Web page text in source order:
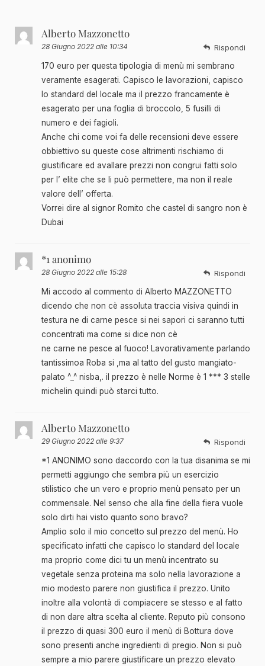
Alberto Mazzonetto
28 Giugno 2022 alle 10:34
170 euro per questa tipologia di menù mi sembrano
veramente esagerati. Capisco le lavorazioni, capisco
lo standard del locale ma il prezzo francamente è
esagerato per una foglia di broccolo, 5 fusilli di
numero e dei fagioli.
Anche chi come voi fa delle recensioni deve essere
obbiettivo su queste cose altrimenti rischiamo di
giustificare ed avallare prezzi non congrui fatti solo
per l’ elite che se li può permettere, ma non il reale
valore dell’ offerta.
Vorrei dire al signor Romito che castel di sangro non è
Dubai
Rispondi
*1 anonimo
28 Giugno 2022 alle 15:28
Mi accodo al commento di Alberto MAZZONETTO
dicendo che non cè assoluta traccia visiva quindi in
testura ne di carne pesce si nei sapori ci saranno tutti
concentrati ma come si dice non cè
ne carne ne pesce al fuoco! Lavorativamente parlando
tantissimoa Roba si ,ma al tatto del gusto mangiato-
palato ^_^ nisba,. il prezzo è nelle Norme è 1 *** 3 stelle
michelin quindi può starci tutto.
Rispondi
Alberto Mazzonetto
29 Giugno 2022 alle 9:37
*1 ANONIMO sono daccordo con la tua disanima se mi
permetti aggiungo che sembra più un esercizio
stilistico che un vero e proprio menù pensato per un
commensale. Nel senso che alla fine della fiera vuole
solo dirti hai visto quanto sono bravo?
Amplio solo il mio concetto sul prezzo del menù. Ho
specificato infatti che capisco lo standard del locale
ma proprio come dici tu un menù incentrato su
vegetale senza proteina ma solo nella lavorazione a
mio modesto parere non giustifica il prezzo. Unito
inoltre alla volontà di compiacere se stesso e al fatto
di non dare altra scelta al cliente. Reputo più consono
il prezzo di quasi 300 euro il menù di Bottura dove
sono presenti anche ingredienti di pregio. Non si può
sempre a mio parere giustificare un prezzo elevato
Rispondi